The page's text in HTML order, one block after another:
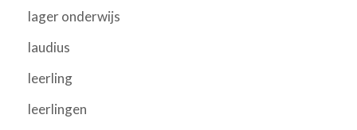
lager onderwijs
laudius
leerling
leerlingen